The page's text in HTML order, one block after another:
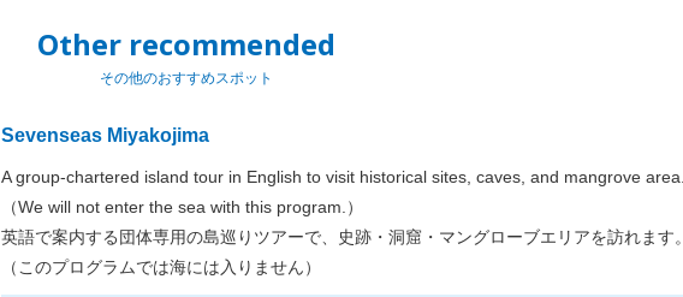
Other recommended
その他のおすすめスポット
Sevenseas Miyakojima
A group-chartered island tour in English to visit historical sites, caves, and mangrove area.
（We will not enter the sea with this program.）
英語で案内する団体専用の島巡りツアーで、史跡・洞窟・マングローブエリアを訪れます。
（このプログラムでは海には入りません）